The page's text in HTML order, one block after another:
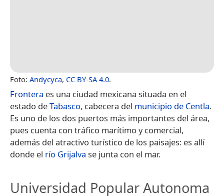
Foto: Andycyca, CC BY-SA 4.0.
Frontera es una ciudad mexicana situada en el
estado deTabasco, cabecera del municipio de Centla.
Es uno de los dos puertos más importantes del área,
pues cuenta con tráfico marítimo y comercial,
además del atractivo turístico de los paisajes: es allí
donde el río Grijalva se junta con el mar.
Universidad Popular Autonoma